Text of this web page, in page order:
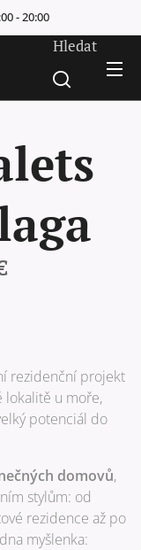
- 20:00
Hledat
rezidenční projekt
lokalitě u moře,
potenciál do
domovů,
stylům: od
rezidence až po
myšlenka: